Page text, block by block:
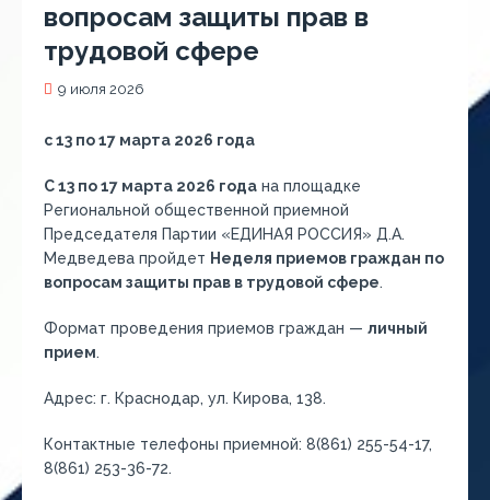
вопросам защиты прав в
трудовой сфере
9 июля 2026
с 13 по 17 марта 2026 года
С 13 по 17 марта 2026 года на площадке
Региональной общественной приемной
Председателя Партии «ЕДИНАЯ РОССИЯ» Д.А.
Медведева пройдет Неделя приемов граждан по
вопросам защиты прав в трудовой сфере.
Формат проведения приемов граждан — личный
прием.
Адрес: г. Краснодар, ул. Кирова, 138.
Контактные телефоны приемной: 8(861) 255-54-17,
8(861) 253-36-72.